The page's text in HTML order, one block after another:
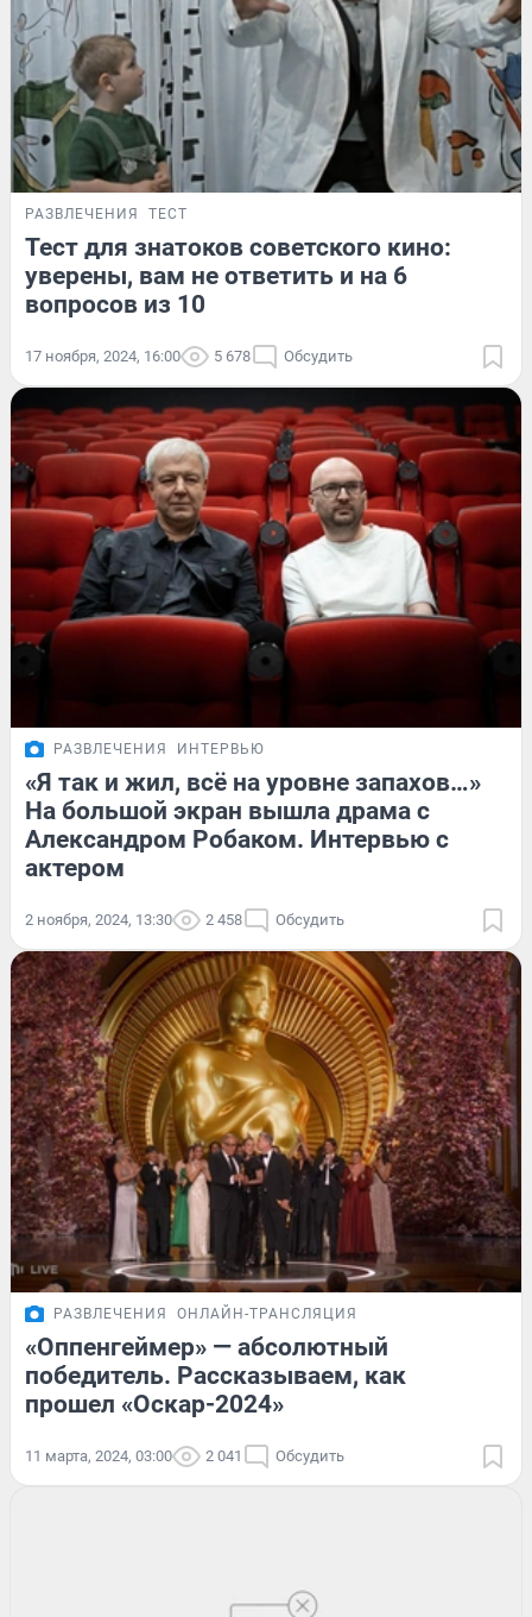
РАЗВЛЕЧЕНИЯ ТЕСТ
Тест для знатоков советского кино:
уверены, вам не ответить и на 6
вопросов из 10
17 ноября, 2024, 16:00 5 678 Обсудить
РАЗВЛЕЧЕНИЯ ИНТЕРВЬЮ
«Я так и жил, всё на уровне запахов…»
На большой экран вышла драма с
Александром Робаком. Интервью с
актером
2 ноября, 2024, 13:30 2 458 Обсудить
РАЗВЛЕЧЕНИЯ ОНЛАЙН-ТРАНСЛЯЦИЯ
«Оппенгеймер» — абсолютный
победитель. Рассказываем, как
прошел «Оскар-2024»
11 марта, 2024, 03:00 2 041 Обсудить